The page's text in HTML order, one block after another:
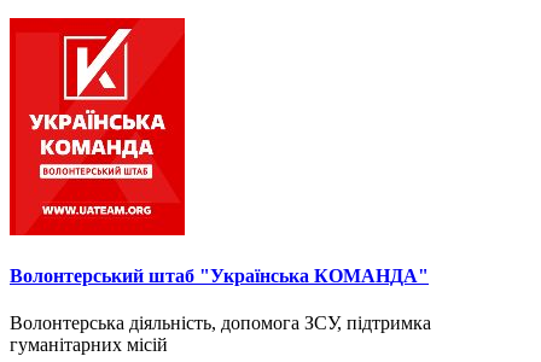
Волонтерський штаб "Українська КОМАНДА"
Волонтерська діяльність, допомога ЗСУ, підтримка
гуманітарних місій